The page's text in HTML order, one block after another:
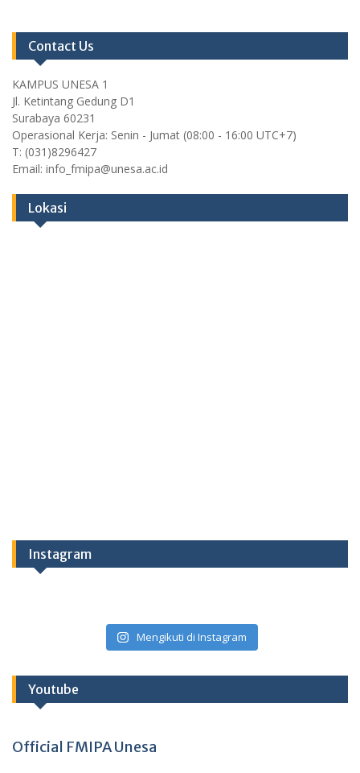
Contact Us
KAMPUS UNESA 1
Jl. Ketintang Gedung D1
Surabaya 60231
Operasional Kerja: Senin - Jumat (08:00 - 16:00 UTC+7)
T: (031)8296427
Email: info_fmipa@unesa.ac.id
Lokasi
Instagram
Mengikuti di Instagram
Youtube
Official FMIPA Unesa